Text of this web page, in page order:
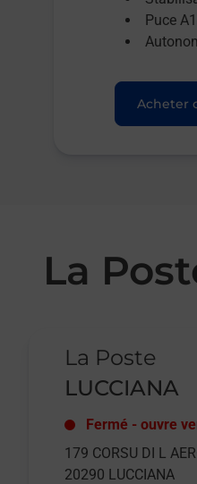
Puce
Acheter
La
La Poste
LUCCIANA
Fermé - ouvre
179 CORSU DI L
20290 LUCCIANA